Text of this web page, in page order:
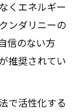
くエネルギー
ンダリニーの
信のない方
推奨されてい
で活性化する